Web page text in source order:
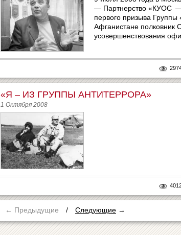
— Партнерство «КУОС —
первого призыва
Афганистане полковник
усовершенствования
«Я – ИЗ ГРУППЫ АНТИТЕРРОРА»
1 Октября 2008
← Предыдущие / Следующие →